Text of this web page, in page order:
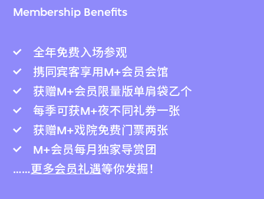
Membership Benefits
全年免费入场参观
携同宾客享用M+会员会馆
获赠M+会员限量版单肩袋乙个
每季可获M+夜不同礼券一张
获赠M+戏院免费门票两张
M+会员每月独家导赏团
……更多会员礼遇等你发掘！